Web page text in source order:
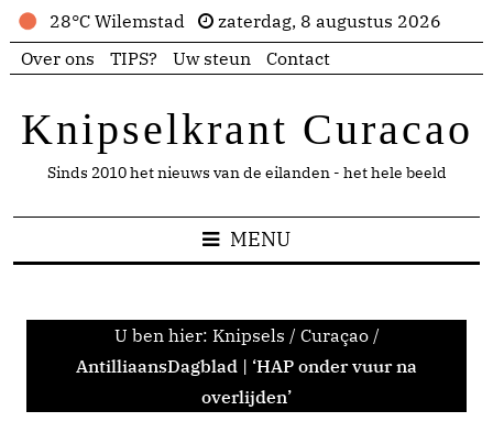
28°C Wilemstad
zaterdag, 8 augustus 2026
Over ons
TIPS? Uw steun Contact
Knipselkrant Curacao
Sinds 2010 het nieuws van de eilanden - het hele beeld
MENU
U ben hier: Knipsels / Curaçao /
AntilliaansDagblad | ‘HAP onder vuur na
overlijden’